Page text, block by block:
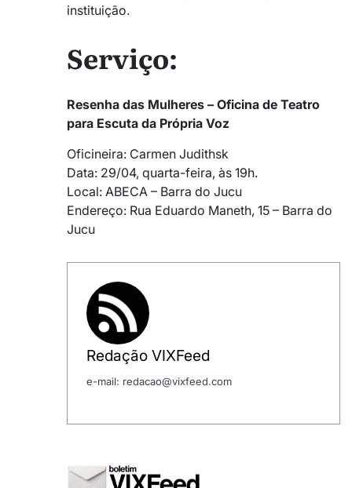
instituição.
Serviço:
Resenha das Mulheres – Oficina de Teatro
para Escuta da Própria Voz
Oficineira: Carmen Judithsk
Data: 29/04, quarta-feira, às 19h.
Local: ABECA – Barra do Jucu
Endereço: Rua Eduardo Maneth, 15 – Barra do
Jucu
Redação VIXFeed
e-mail: redacao@vixfeed.com